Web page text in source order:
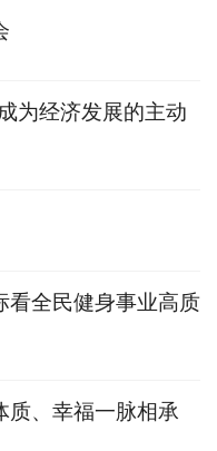
为经济发展的主动
看全民健身事业高质
质、幸福一脉相承